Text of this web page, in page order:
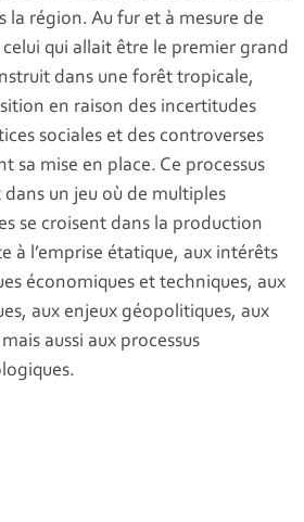
la région. Au fur et à mesure de
celui qui allait être le premier grand
dans une forêt tropicale,
en raison des incertitudes
sociales et des controverses
sa mise en place. Ce processus
dans un jeu où de multiples
se croisent dans la production
à l’emprise étatique, aux intérêts
économiques et techniques, aux
aux enjeux géopolitiques, aux
aussi aux processus